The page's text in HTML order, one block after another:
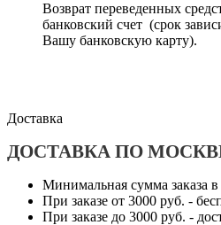
Возврат переведенных
банковский счет (срок
Вашу банковскую карту).
Доставка
ДОСТАВКА ПО
Минимальная сумма заказа
При заказе от 3000 руб. -
При заказе до 3000 руб. -